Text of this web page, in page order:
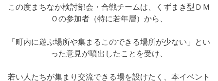
この度まちなか検討部会・合戦チームは、くずまき型ＤＭ
Ｏの参加者（特に若年層）から、
「町内に遊ぶ場所や集まるこのできる場所が少ない」とい
った意見が噴出したことを受け、
若い人たちが集まり交流できる場を設けたく、本イベント